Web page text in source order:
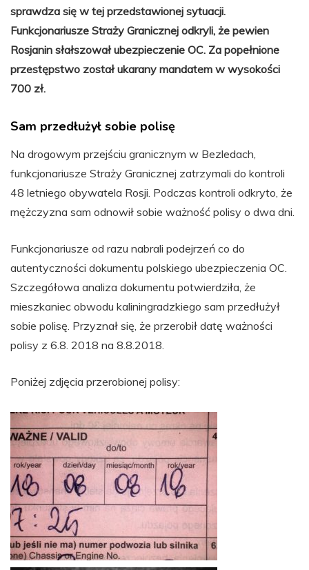
sprawdza się w tej przedstawionej sytuacji.
Funkcjonariusze Straży Granicznej odkryli, że pewien
Rosjanin słałszował ubezpieczenie OC. Za popełnione
przestępstwo został ukarany mandatem w wysokości
700 zł.
Sam przedłużył sobie polisę
Na drogowym przejściu granicznym w Bezledach,
funkcjonariusze Straży Granicznej zatrzymali do kontroli
48 letniego obywatela Rosji. Podczas kontroli odkryto, że
mężczyzna sam odnowił sobie ważność polisy o dwa dni.
Funkcjonariusze od razu nabrali podejrzeń co do
autentyczności dokumentu polskiego ubezpieczenia OC.
Szczegółowa analiza dokumentu potwierdziła, że
mieszkaniec obwodu kaliningradzkiego sam przedłużył
sobie polisę. Przyznał się, że przerobił datę ważności
polisy z 6.8. 2018 na 8.8.2018.
Poniżej zdjęcia przerobionej polisy: